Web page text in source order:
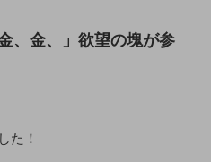
、金、」欲望の塊が参
た！